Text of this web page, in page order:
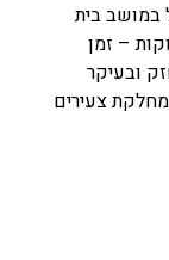
במושב בית
– זמן
ובעיקר
מחלקת צעירים